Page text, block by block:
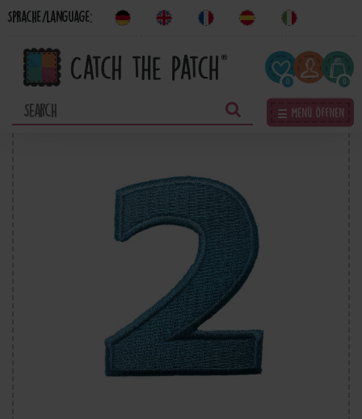
Sprache/Language:
0
☰ Menü öffnen